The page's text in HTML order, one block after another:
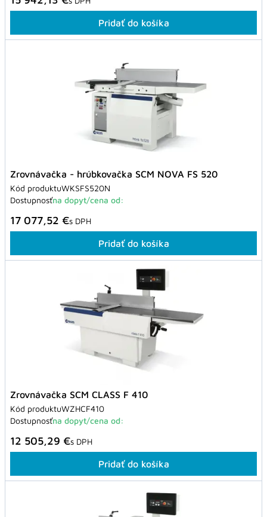
Pridať do košíka
Zrovnávačka - hrúbkovačka SCM NOVA FS 520
Kód produktuWKSFS520N
Dostupnosťna dopyt/cena od:
17 077,52 €s DPH
Pridať do košíka
Zrovnávačka SCM CLASS F 410
Kód produktuWZHCF410
Dostupnosťna dopyt/cena od:
12 505,29 €s DPH
Pridať do košíka